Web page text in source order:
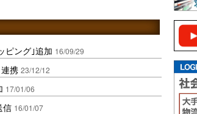
ピング｣追加 16/09/29
携 23/12/12
17/01/06
信 16/01/07